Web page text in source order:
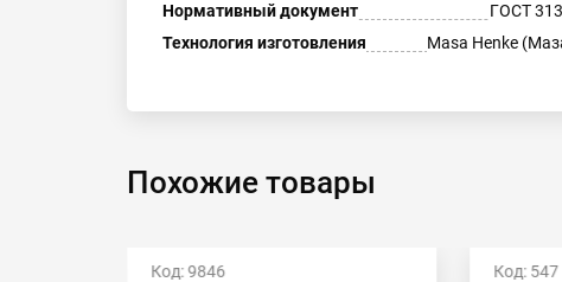
Нормативный документ
ГОСТ
Технология изготовления
Masa Henke
Похожие товары
Код: 9846 Код: 547